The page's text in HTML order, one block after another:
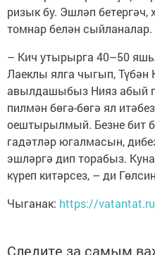
ризык бу. Эшләп бетергәч,
томнар белән сыйланалар.
– Кич утырырга 40–50
Лаеклы ялга чыгып, Түбән
авылдашыбыз Нияз абый
пилмән бөгә-бөгә ял
оештырылмый. Безне бит
гадәтләр югалмасын,
эшләргә дип торабыз.
күреп китәрсез, – ди
Чыганак: https://
Следите за самым